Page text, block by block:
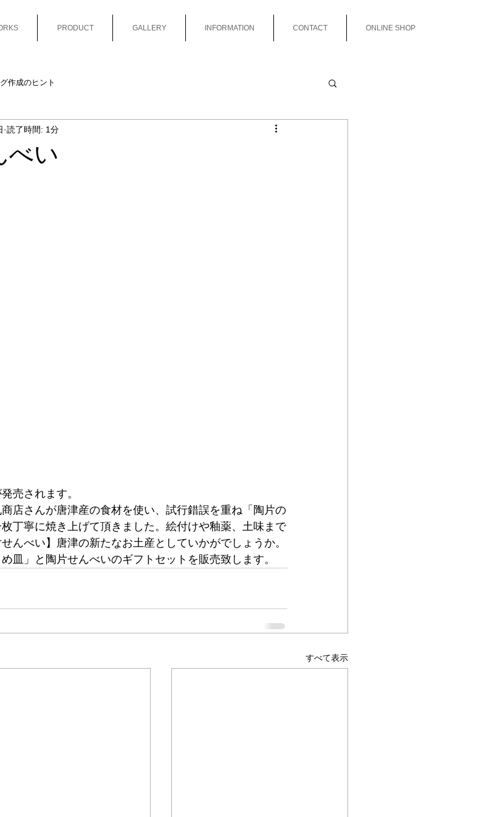
PRODUCT GALLERY INFORMATION CONTACT ONLINE SHOP
作成のヒント
べい
読了時間: 1分
売されます。
店さんが唐津産の食材を使い、試行錯誤を重ね「陶片の
丁寧に焼き上げて頂きました。絵付けや釉薬、土味まで
んべい】唐津の新たなお土産としていかがでしょうか。
皿」と陶片せんべいのギフトセットを販売致します。
すべて表示